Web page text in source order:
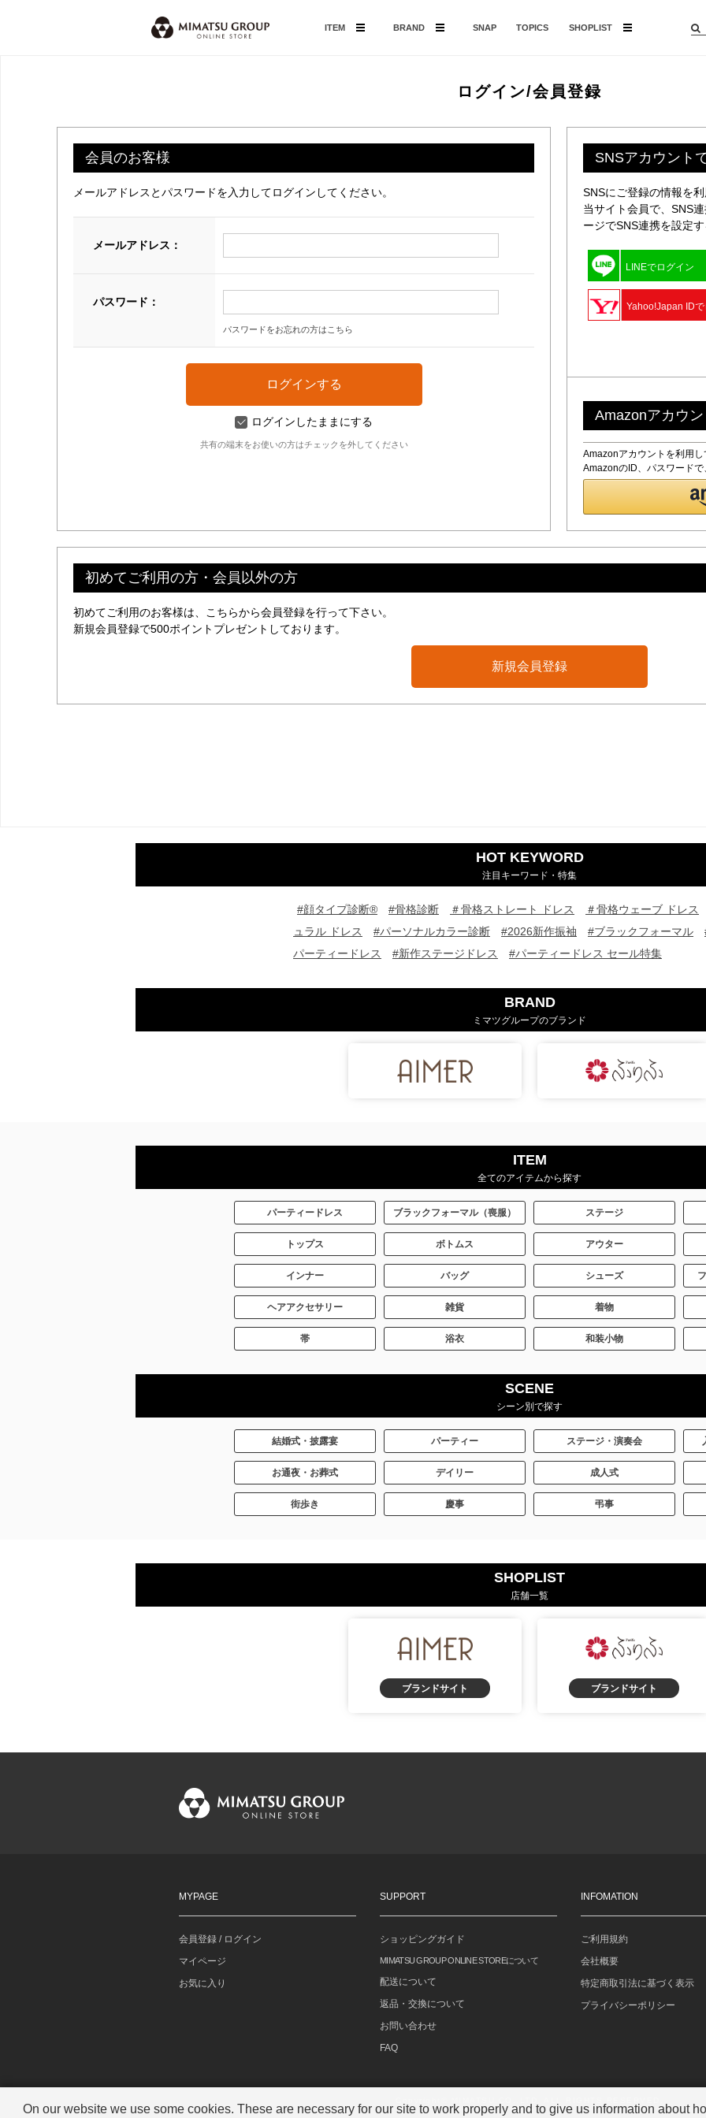
ITEM BRAND SNAP TOPICS SHOPLIST
ログイン/会員登録
会員のお客様
メールアドレスとパスワードを入力してログインしてください。
メールアドレス：
パスワード：
パスワードをお忘れの方はこちら
ログインしたままにする
共有の端末をお使いの方はチェックを外してください
SNSアカウント
SNSにご登録の情報を
当サイト会員で、SNS
ージでSNS連携を設定す
LINEでログイン
Yahoo!Japan ID
Amazonアカウ
Amazonアカウントを利用し
AmazonのID、パスワードで
初めてご利用の方・会員以外の方
初めてご利用のお客様は、こちらから会員登録を行って下さい。
新規会員登録で500ポイントプレゼントしております。
HOT KEYWORD
注目キーワード・特集
#顔タイプ診断® #骨格診断 ＃骨格ストレート ドレス ＃骨格ウェーブ ドレス
ュラル ドレス
#パーソナルカラー診断 #2026新作振袖 #ブラックフォーマル
パーティードレス
#新作ステージドレス #パーティードレス セール特集
BRAND
ミマツグループのブランド
ITEM
全てのアイテムから探す
パーティードレス ブラックフォーマル（喪服） ステージ
トップス ボトムス アウター
インナー バッグ シューズ
ヘアアクセサリー 雑貨 着物
帯 浴衣 和装小物
SCENE
シーン別で探す
結婚式・披露宴 パーティー ステージ・演奏会
お通夜・お葬式 デイリー 成人式
街歩き 慶事 弔事
SHOPLIST
店舗一覧
ブランドサイト ブランドサイト
MYPAGE
会員登録 / ログイン
マイページ
お気に入り
SUPPORT
ショッピングガイド
MIMATSU GROUP ONLINE STOREについて
配送について
返品・交換について
お問い合わせ
FAQ
INFOMATION
ご利用規約
会社概要
特定商取引法に基づく表示
プライバシーポリシー
On our website we use some cookies. These are necessary for our site to work properly and to give us information about